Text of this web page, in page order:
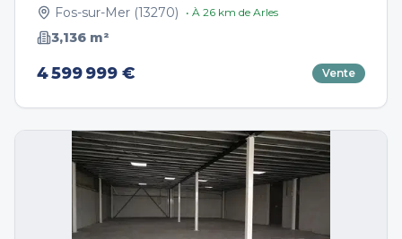
Fos-sur-Mer (13270) • À 26 km de Arles
3,136 m²
4 599 999 € Vente